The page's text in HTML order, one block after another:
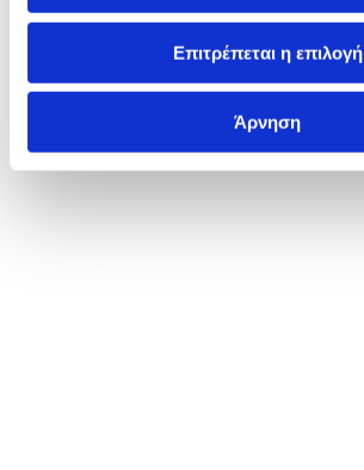
Επιτρέπεται η επιλογή
Άρνηση